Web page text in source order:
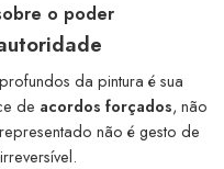
o poder
da pintura é sua
de acordos forçados, não
não é gesto de